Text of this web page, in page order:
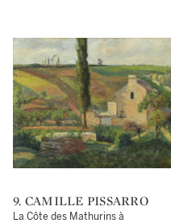
9. CAMILLE PISSARRO
La Côte des Mathurins à